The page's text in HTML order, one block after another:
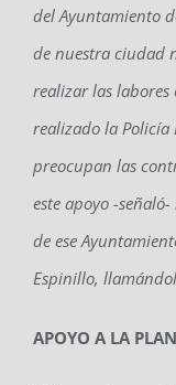
del Ayuntamiento
de nuestra ciudad
realizar las
realizado la Policía
preocupan las
este apoyo -
de ese A
Espinillo,
APOYO A LA